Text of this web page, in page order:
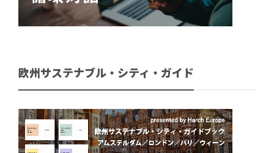
欧州サステナブル・シティ・ガイド